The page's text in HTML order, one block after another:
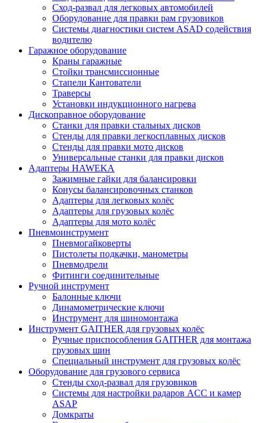
Сход-развал для легковых автомобилей
Оборудование для правки рам грузовиков
Системы диагностики систем ASAD содействия
водителю
Гаражное оборудование
Краны гаражные
Стойки трансмиссионные
Стапели Кантователи
Траверсы
Установки индукционного нагрева
Дископравное оборудование
Станки для правки стальных дисков
Стенды для правки легкосплавных дисков
Стенды для правки мото дисков
Универсальные станки для правки дисков
Адаптеры HAWEKA
Зажимные гайки для балансировки
Конусы балансировочных станков
Адаптеры для легковых колёс
Адаптеры для грузовых колёс
Адаптеры для мото колёс
Пневмоинструмент
Пневмогайковерты
Пистолеты подкачки, манометры
Пневмодрели
Фитинги соединительные
Ручной инструмент
Балонные ключи
Динамометрические ключи
Инструмент для шиномонтажа
Инструмент GAITHER для грузовых колёс
Ручные приспособления GAITHER для монтажа
грузовых шин
Специальный инструмент для грузовых колёс
Оборудование для грузового сервиса
Стенды сход-развал для грузовиков
Системы для настройки радаров ACC и камер
ASAP
Домкраты